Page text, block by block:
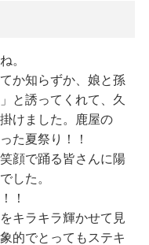
。
か知らずか、娘と孫
と誘ってくれて、久
けました。鹿屋の
た夏祭り！！
顔で踊る皆さんに陽
した。
！
キラキラ輝かせて見
的でとってもステキ